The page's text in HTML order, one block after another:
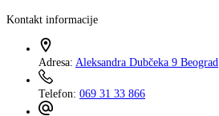
Kontakt informacije
Adresa: Aleksandra Dubčeka 9 Beograd
Telefon: 069 31 33 866